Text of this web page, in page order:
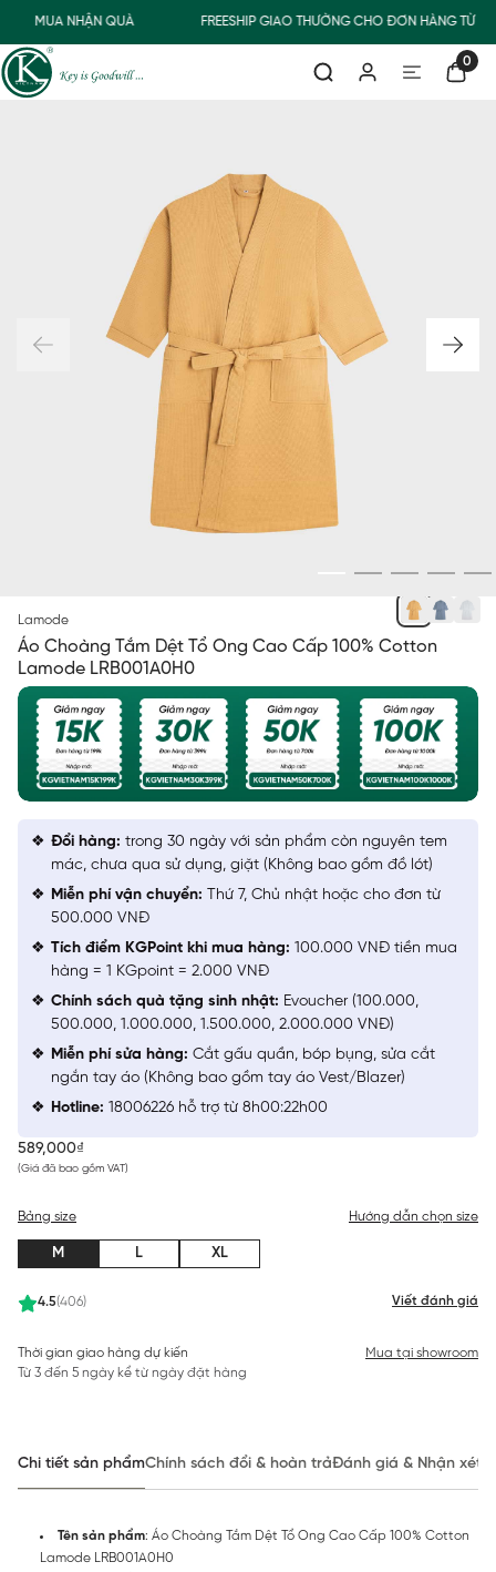
MUA NHẬN QUÀ FREESHIP GIAO THƯỜNG CHO ĐƠN HÀNG TỪ
0
Lamode
Áo Choàng Tắm Dệt Tổ Ong Cao Cấp 100% Cotton
Lamode LRB001A0H0
589,000₫
(Giá đã bao gồm VAT)
4.5(406) Viết đánh giá
Bảng size Hướng dẫn chọn size
M L XL
Thời gian giao hàng dự kiến
Từ 3 đến 5 ngày kể từ ngày đặt hàng
Mua tại showroom
Đổi hàng: trong 30 ngày với sản phẩm còn nguyên tem
mác, chưa qua sử dụng, giặt (Không bao gồm đồ lót)
Miễn phí vận chuyển: Thứ 7, Chủ nhật hoặc cho đơn từ
500.000 VNĐ
Tích điểm KGPoint khi mua hàng: 100.000 VNĐ tiền mua
hàng = 1 KGpoint = 2.000 VNĐ
Chính sách quà tặng sinh nhật: Evoucher (100.000,
500.000, 1.000.000, 1.500.000, 2.000.000 VNĐ)
Miễn phí sửa hàng: Cắt gấu quần, bóp bụng, sửa cắt
ngắn tay áo (Không bao gồm tay áo Vest/Blazer)
Hotline: 18006226 hỗ trợ từ 8h00:22h00
Chi tiết sản phẩmChính sách đổi & hoàn trảĐánh giá & Nhận xét
Tên sản phẩm: Áo Choàng Tắm Dệt Tổ Ong Cao Cấp 100% Cotton
Lamode LRB001A0H0